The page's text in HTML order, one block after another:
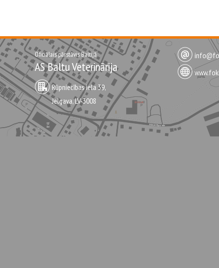
Oficiālais pārstāvis Baltijā
AS Baltu Veterinārija
Rūpniecības iela 39,
Jelgava, LV-3008